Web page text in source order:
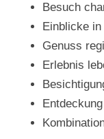
Besuch
Einblicke in
Genuss
Erlebnis